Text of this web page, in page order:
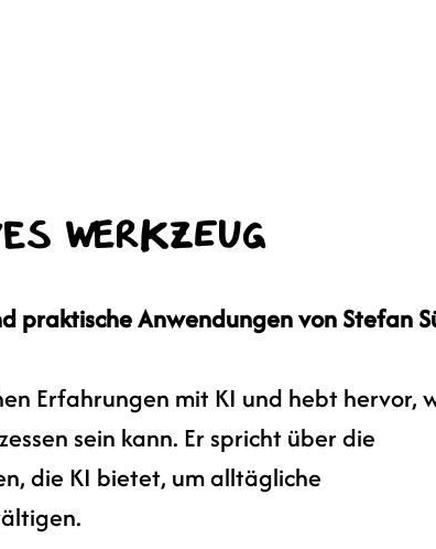
Werkzeug
praktische Anwendungen von Stefan
Erfahrungen mit KI und hebt hervor,
sein kann. Er spricht über die
die KI bietet, um alltägliche